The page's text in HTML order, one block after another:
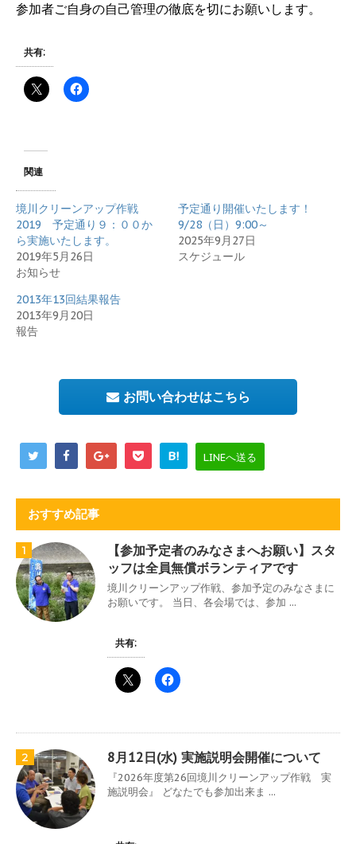
参加者ご自身の自己管理の徹底を切にお願いします。
共有:
関連
境川クリーンアップ作戦
2019 予定通り９：００か
ら実施いたします。
2019年5月26日
お知らせ
予定通り開催いたします！
9/28（日）9:00～
2025年9月27日
スケジュール
2013年13回結果報告
2013年9月20日
報告
お問い合わせはこちら
B! LINEへ送る
おすすめ記事
1
【参加予定者のみなさまへお願い】スタ
ッフは全員無償ボランティアです
境川クリーンアップ作戦、参加予定のみなさまに
お願いです。 当日、各会場では、参加 ...
共有:
2 8月12日(水) 実施説明会開催について
『2026年度第26回境川クリーンアップ作戦 実
施説明会』 どなたでも参加出来ま ...